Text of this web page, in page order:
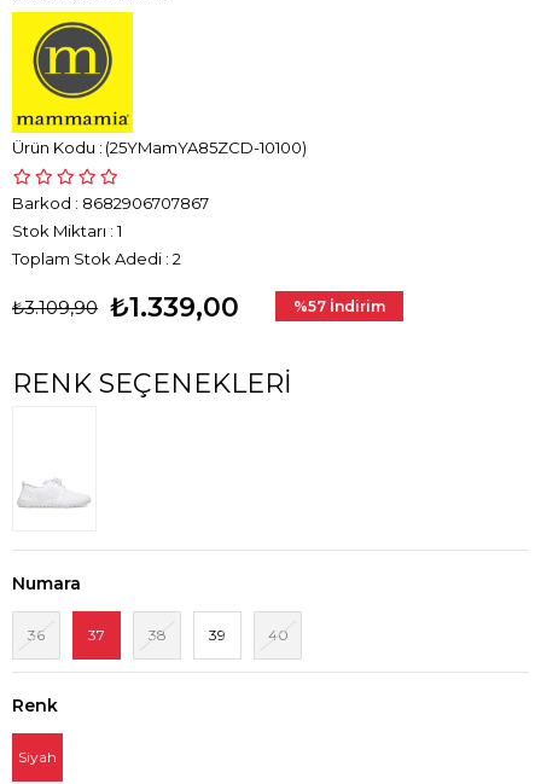
(25YMamYA85ZCD-10100)
Barkod : 8682906707867
Stok Miktarı : 1
Toplam Stok Adedi : 2
₺3.109,90 ₺1.339,00 %57 İndirim
RENK SEÇENEKLERI
Numara
36 37 38 39 40
Renk
Siyah